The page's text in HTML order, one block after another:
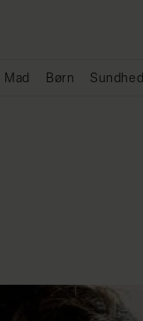
Mad Børn Sundhed